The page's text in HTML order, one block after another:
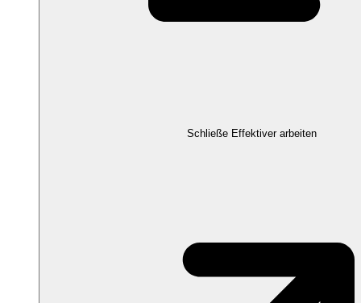
Schließe Effektiver arbeiten